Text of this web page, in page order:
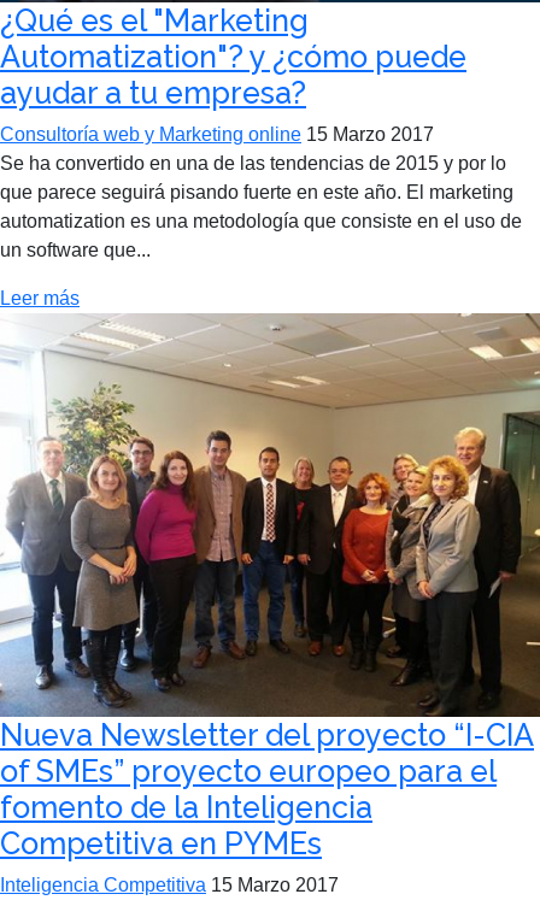
¿Qué es el "Marketing
Automatization"? y ¿cómo puede
ayudar a tu empresa?
Consultoría web y Marketing online 15 Marzo 2017
Se ha convertido en una de las tendencias de 2015 y por lo
que parece seguirá pisando fuerte en este año. El marketing
automatization es una metodología que consiste en el uso de
un software que...
Leer más
Nueva Newsletter del proyecto “I-CIA
of SMEs” proyecto europeo para el
fomento de la Inteligencia
Competitiva en PYMEs
Inteligencia Competitiva 15 Marzo 2017